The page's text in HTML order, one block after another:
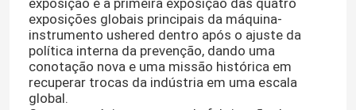
exposições globais principais da máquina-
instrumento ushered dentro após o ajuste da
política interna da prevenção, dando uma
conotação nova e uma missão histórica em
recuperar trocas da indústria em uma escala
global.